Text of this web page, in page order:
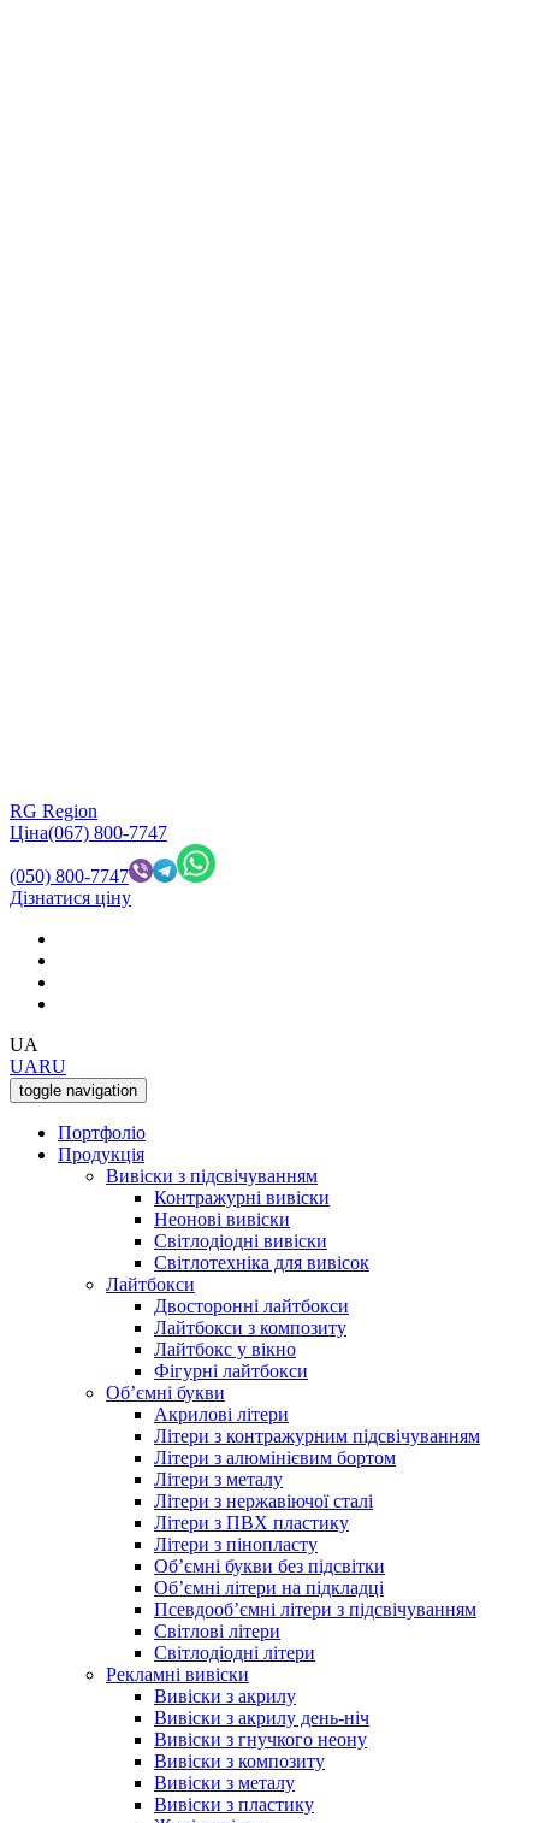
RG Region
Ціна(067) 800-7747
(050) 800-7747
Дізнатися ціну
UA
UARU
toggle navigation
Портфоліо
Продукція
Вивіски з підсвічуванням
Контражурні вивіски
Неонові вивіски
Світлодіодні вивіски
Світлотехніка для вивісок
Лайтбокси
Двосторонні лайтбокси
Лайтбокси з композиту
Лайтбокс у вікно
Фігурні лайтбокси
Об’ємні букви
Акрилові літери
Літери з контражурним підсвічуванням
Літери з алюмінієвим бортом
Літери з металу
Літери з нержавіючої сталі
Літери з ПВХ пластику
Літери з пінопласту
Об’ємні букви без підсвітки
Об’ємні літери на підкладці
Псевдооб’ємні літери з підсвічуванням
Світлові літери
Світлодіодні літери
Рекламні вивіски
Вивіски з акрилу
Вивіски з акрилу день-ніч
Вивіски з гнучкого неону
Вивіски з композиту
Вивіски з металу
Вивіски з пластику